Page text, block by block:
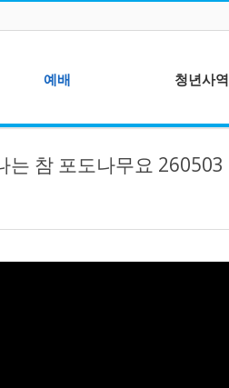
예배
찬양 - 예수찬미단
청년사역
선교팀 - 예배로
는 참 포도나무요 260503